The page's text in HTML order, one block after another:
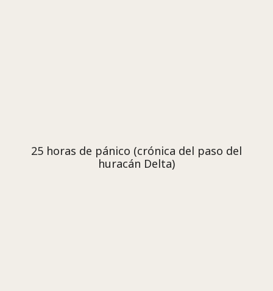
25 horas de pánico (crónica del paso del
huracán Delta)